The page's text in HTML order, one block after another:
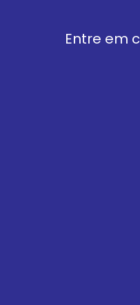
Entre em